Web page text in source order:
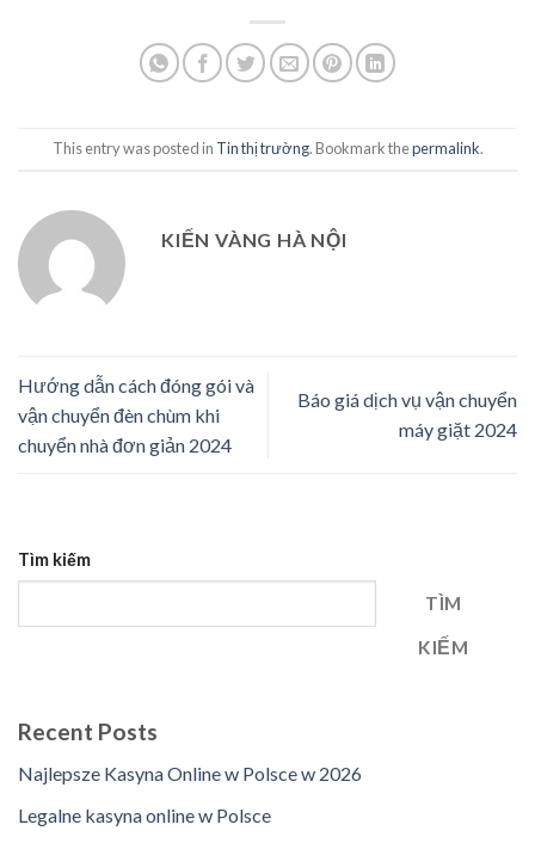
This entry was posted in Tin thị trường. Bookmark thepermalink.
KIẾN VÀNG HÀ NỘI
Hướng dẫn cách đóng gói và
vận chuyển đèn chùm khi
chuyển nhà đơn giản 2024
Báo giá dịch vụ vận chuyển
máy giặt 2024
Tìm kiếm
TÌM
KIẾM
Recent Posts
Najlepsze Kasyna Online w Polsce w 2026
Legalne kasyna online w Polsce